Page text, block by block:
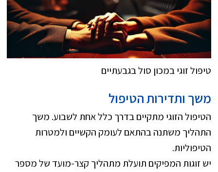
טיפול זוגי במכון סול בגבעתיים
משך ותדירות הטיפול
הטיפול הזוגי מתקיים בדרך כלל אחת לשבוע. משך
התהליך משתנה בהתאם לעומק הקשיים ולמטרות
הטיפוליות.
יש זוגות המפיקים תועלת מתהליך קצר-מועד של מספר